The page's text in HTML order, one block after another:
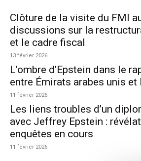
Clôture de la visite du FMI
discussions sur la
et le cadre fiscal
13 février 2026
L’ombre d’Epstein dans le
entre Émirats arabes unis et
11 février 2026
Les liens troubles d’un
avec Jeffrey Epstein :
enquêtes en cours
11 février 2026